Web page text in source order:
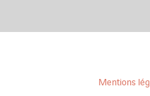
Mentions